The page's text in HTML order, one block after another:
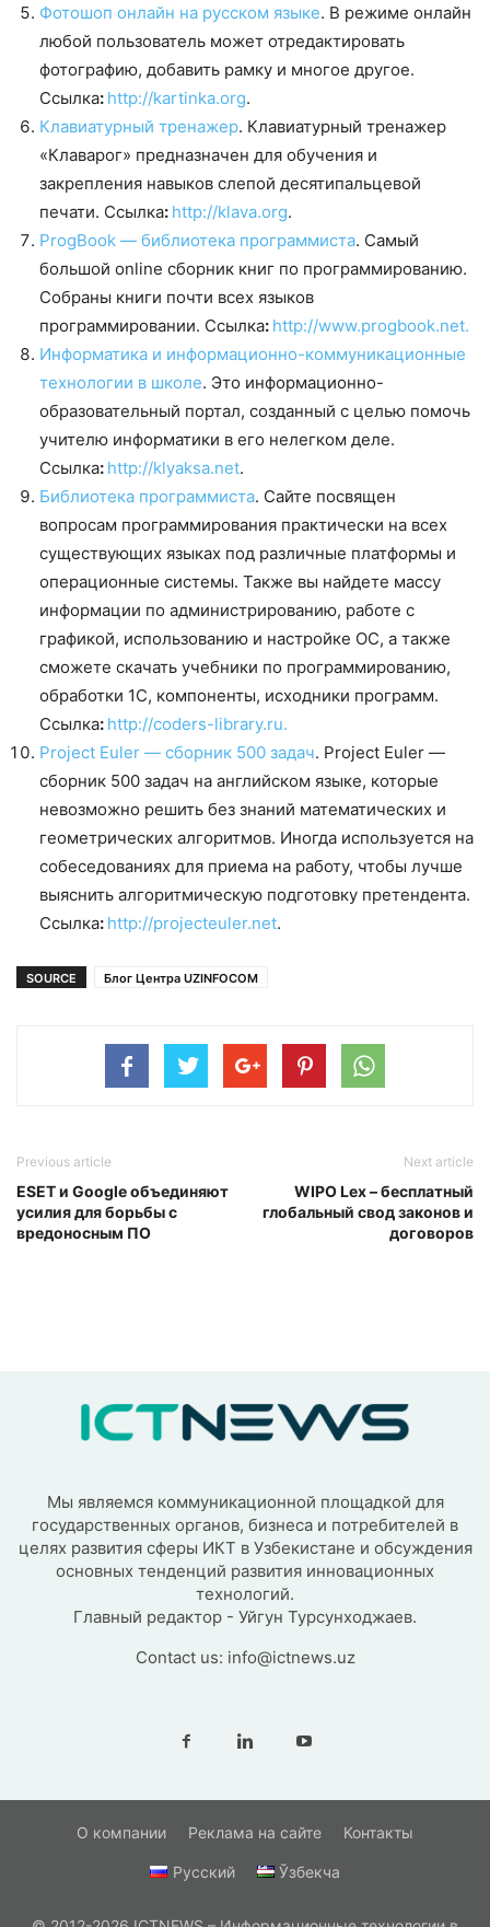
Фотошоп онлайн на русском языке. В режиме онлайн
любой пользователь может отредактировать
фотографию, добавить рамку и многое другое.
Ссылка: http://kartinka.org.
Клавиатурный тренажер. Клавиатурный тренажер
«Клаварог» предназначен для обучения и
закрепления навыков слепой десятипальцевой
печати. Ссылка: http://klava.org.
ProgBook — библиотека программиста. Самый
большой online сборник книг по программированию.
Собраны книги почти всех языков
программировании. Ссылка: http://www.progbook.net.
Информатика и информационно-коммуникационные
технологии в школе. Это информационно-
образовательный портал, созданный с целью помочь
учителю информатики в его нелегком деле.
Ссылка: http://klyaksa.net.
Библиотека программиста. Сайте посвящен
вопросам программирования практически на всех
существующих языках под различные платформы и
операционные системы. Также вы найдете массу
информации по администрированию, работе с
графикой, использованию и настройке ОС, а также
сможете скачать учебники по программированию,
обработки 1С, компоненты, исходники программ.
Ссылка: http://coders-library.ru.
Project Euler — сборник 500 задач. Project Euler —
сборник 500 задач на английском языке, которые
невозможно решить без знаний математических и
геометрических алгоритмов. Иногда используется на
собеседованиях для приема на работу, чтобы лучше
выяснить алгоритмическую подготовку претендента.
Ссылка: http://projecteuler.net.
SOURCE Блог Центра UZINFOCOM
Previous article
ESET и Google объединяют
усилия для борьбы с
вредоносным ПО
Next article
WIPO Lex – бесплатный
глобальный свод законов и
договоров
Мы являемся коммуникационной площадкой для
государственных органов, бизнеса и потребителей в
целях развития сферы ИКТ в Узбекистане и обсуждения
основных тенденций развития инновационных
технологий.
Главный редактор - Уйгун Турсунходжаев.
Contact us: info@ictnews.uz
О компании Реклама на сайте Контакты
Русский Ўзбекча